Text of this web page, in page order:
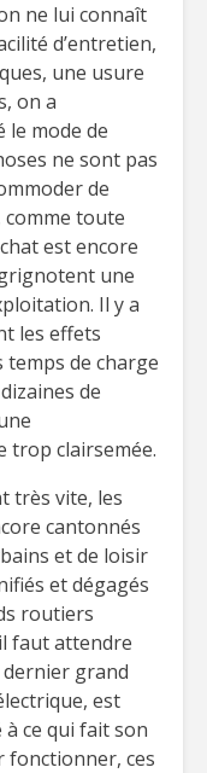
ne lui connaît
d’entretien,
une usure
on a
le mode de
ne sont pas
de
comme toute
est encore
une
Il y a
les effets
de charge
de
trop clairsemée.
très vite, les
cantonnés
et de loisir
et dégagés
routiers
faut attendre
grand
est
ce qui fait son
fonctionner, ces